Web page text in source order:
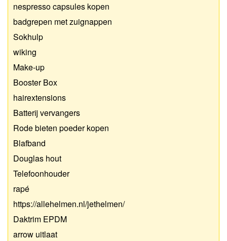
nespresso capsules kopen
badgrepen met zuignappen
Sokhulp
wiking
Make-up
Booster Box
hairextensions
Batterij vervangers
Rode bieten poeder kopen
Blafband
Douglas hout
Telefoonhouder
rapé
https://allehelmen.nl/jethelmen/
Daktrim EPDM
arrow uitlaat